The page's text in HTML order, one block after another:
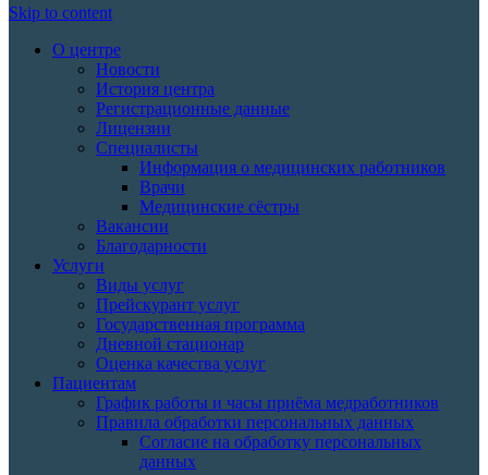
Skip to content
О центре
Новости
История центра
Регистрационные данные
Лицензии
Специалисты
Информация о медицинских работников
Врачи
Медицинские сёстры
Вакансии
Благодарности
Услуги
Виды услуг
Прейскурант услуг
Государственная программа
Дневной стационар
Оценка качества услуг
Пациентам
График работы и часы приёма медработников
Правила обработки персональных данных
Согласие на обработку персональных
данных